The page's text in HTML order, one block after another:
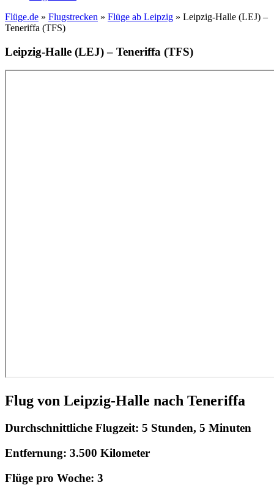
Flüge.de » Flugstrecken » Flüge ab Leipzig » Leipzig-Halle (LEJ) –
Teneriffa (TFS)
Leipzig-Halle (LEJ) – Teneriffa (TFS)
Flug von Leipzig-Halle nach Teneriffa
Durchschnittliche Flugzeit: 5 Stunden, 5 Minuten
Entfernung: 3.500 Kilometer
Flüge pro Woche: 3